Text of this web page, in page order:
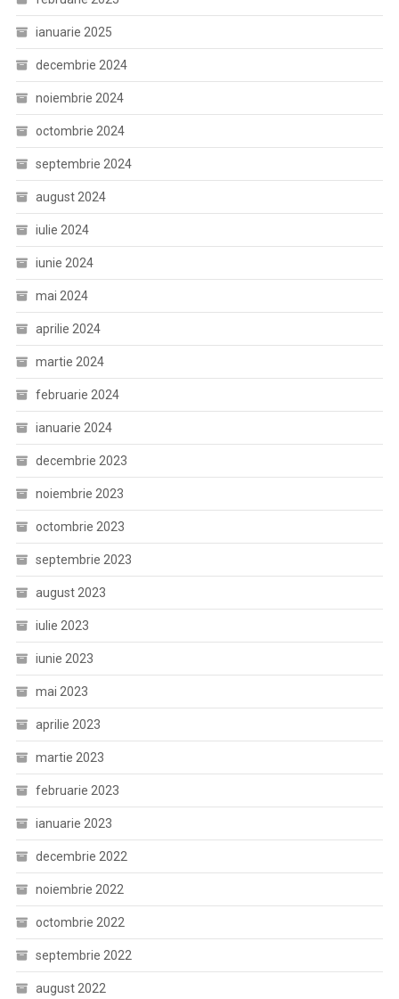
ianuarie 2025
decembrie 2024
noiembrie 2024
octombrie 2024
septembrie 2024
august 2024
iulie 2024
iunie 2024
mai 2024
aprilie 2024
martie 2024
februarie 2024
ianuarie 2024
decembrie 2023
noiembrie 2023
octombrie 2023
septembrie 2023
august 2023
iulie 2023
iunie 2023
mai 2023
aprilie 2023
martie 2023
februarie 2023
ianuarie 2023
decembrie 2022
noiembrie 2022
octombrie 2022
septembrie 2022
august 2022